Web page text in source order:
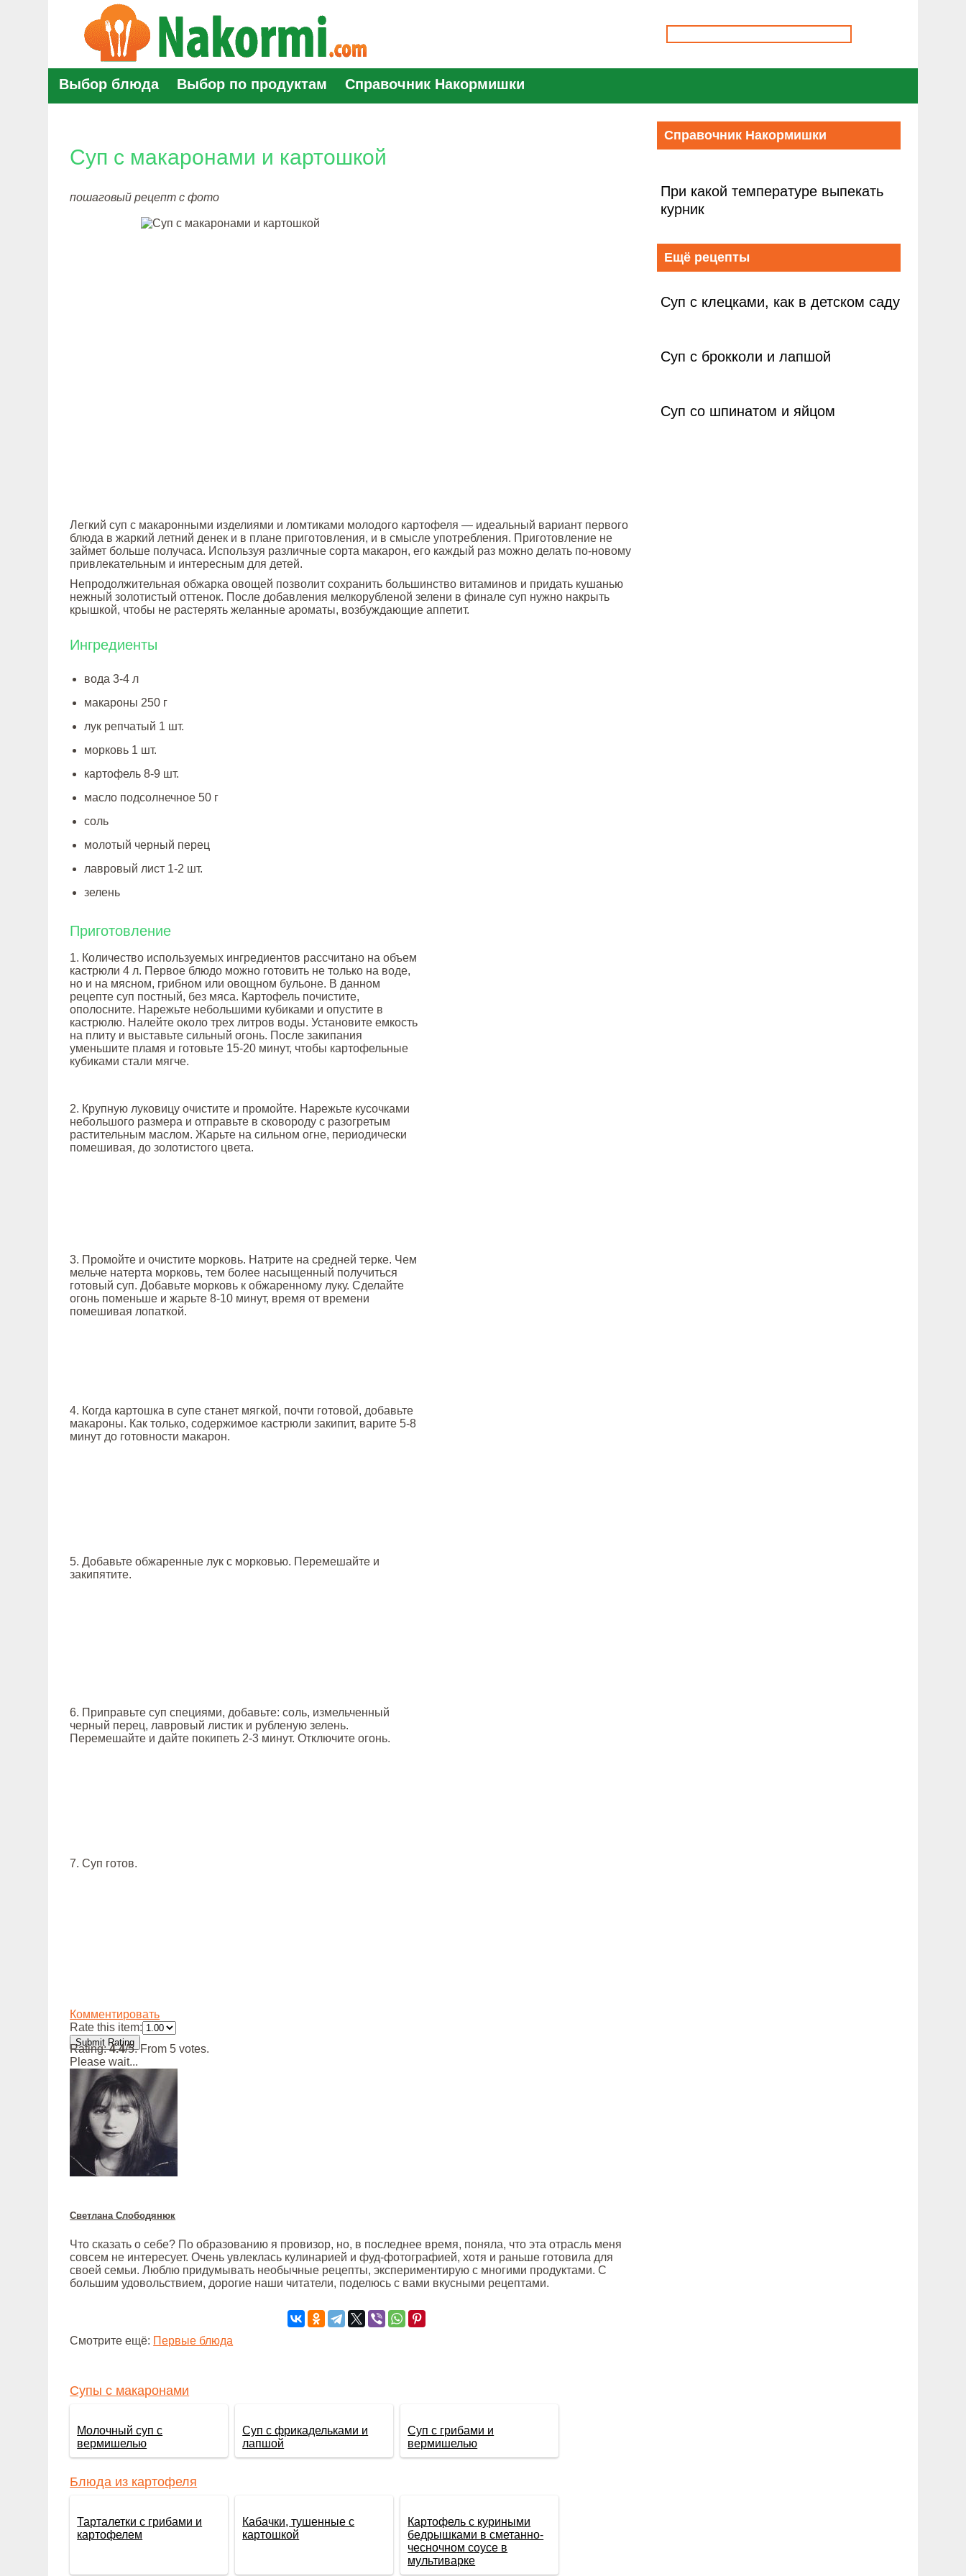
Выбор блюда Выбор по продуктам Справочник Накормишки
Суп с макаронами и картошкой
пошаговый рецепт с фото
Легкий суп с макаронными изделиями и ломтиками молодого картофеля — идеальный вариант первого
блюда в жаркий летний денек и в плане приготовления, и в смысле употребления. Приготовление не
займет больше получаса. Используя различные сорта макарон, его каждый раз можно делать по-новому
привлекательным и интересным для детей.
Непродолжительная обжарка овощей позволит сохранить большинство витаминов и придать кушанью
нежный золотистый оттенок. После добавления мелкорубленой зелени в финале суп нужно накрыть
крышкой, чтобы не растерять желанные ароматы, возбуждающие аппетит.
Ингредиенты
вода 3-4 л
макароны 250 г
лук репчатый 1 шт.
морковь 1 шт.
картофель 8-9 шт.
масло подсолнечное 50 г
соль
молотый черный перец
лавровый лист 1-2 шт.
зелень
Приготовление
1. Количество используемых ингредиентов рассчитано на объем
кастрюли 4 л. Первое блюдо можно готовить не только на воде,
но и на мясном, грибном или овощном бульоне. В данном
рецепте суп постный, без мяса. Картофель почистите,
ополосните. Нарежьте небольшими кубиками и опустите в
кастрюлю. Налейте около трех литров воды. Установите емкость
на плиту и выставьте сильный огонь. После закипания
уменьшите пламя и готовьте 15-20 минут, чтобы картофельные
кубиками стали мягче.
2. Крупную луковицу очистите и промойте. Нарежьте кусочками
небольшого размера и отправьте в сковороду с разогретым
растительным маслом. Жарьте на сильном огне, периодически
помешивая, до золотистого цвета.
3. Промойте и очистите морковь. Натрите на средней терке. Чем
мельче натерта морковь, тем более насыщенный получиться
готовый суп. Добавьте морковь к обжаренному луку. Сделайте
огонь поменьше и жарьте 8-10 минут, время от времени
помешивая лопаткой.
4. Когда картошка в супе станет мягкой, почти готовой, добавьте
макароны. Как только, содержимое кастрюли закипит, варите 5-8
минут до готовности макарон.
5. Добавьте обжаренные лук с морковью. Перемешайте и
закипятите.
6. Приправьте суп специями, добавьте: соль, измельченный
черный перец, лавровый листик и рубленую зелень.
Перемешайте и дайте покипеть 2-3 минут. Отключите огонь.
7. Суп готов.
Комментировать
Rate this item:
Submit Rating
Rating:4.4/5. From 5 votes.
Please wait...
Светлана Слободянюк
Что сказать о себе? По образованию я провизор, но, в последнее время, поняла, что эта отрасль меня
совсем не интересует. Очень увлеклась кулинарией и фуд-фотографией, хотя и раньше готовила для
своей семьи. Люблю придумывать необычные рецепты, экспериментирую с многими продуктами. С
большим удовольствием, дорогие наши читатели, поделюсь с вами вкусными рецептами.
Смотрите ещё: Первые блюда
Супы с макаронами
Молочный суп с
вермишелью
Суп с фрикадельками и
лапшой
Суп с грибами и
вермишелью
Блюда из картофеля
Тарталетки с грибами и
картофелем
Кабачки, тушенные с
картошкой
Картофель с куриными
бедрышками в сметанно-
чесночном соусе в
мультиварке
Справочник Накормишки
При какой температуре выпекать
курник
Ещё рецепты
Суп с клецками, как в детском саду
Суп с брокколи и лапшой
Суп со шпинатом и яйцом